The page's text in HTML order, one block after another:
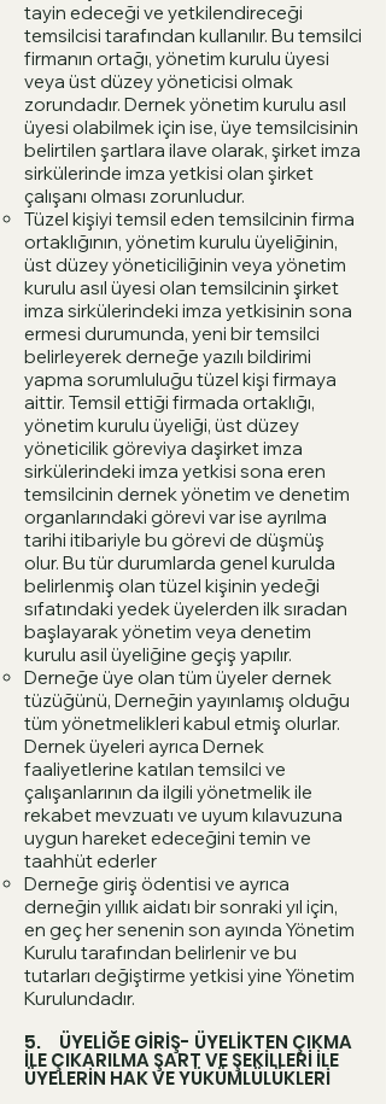
tayin edeceği ve yetkilendireceği
temsilcisi tarafından kullanılır. Bu temsilci
firmanın ortağı, yönetim kurulu üyesi
veya üst düzey yöneticisi olmak
zorundadır. Dernek yönetim kurulu asıl
üyesi olabilmek için ise, üye temsilcisinin
belirtilen şartlara ilave olarak, şirket imza
sirkülerinde imza yetkisi olan şirket
çalışanı olması zorunludur.
Tüzel kişiyi temsil eden temsilcinin firma
ortaklığının, yönetim kurulu üyeliğinin,
üst düzey yöneticiliğinin veya yönetim
kurulu asıl üyesi olan temsilcinin şirket
imza sirkülerindeki imza yetkisinin sona
ermesi durumunda, yeni bir temsilci
belirleyerek derneğe yazılı bildirimi
yapma sorumluluğu tüzel kişi firmaya
aittir. Temsil ettiği firmada ortaklığı,
yönetim kurulu üyeliği, üst düzey
yöneticilik göreviya daşirket imza
sirkülerindeki imza yetkisi sona eren
temsilcinin dernek yönetim ve denetim
organlarındaki görevi var ise ayrılma
tarihi itibariyle bu görevi de düşmüş
olur. Bu tür durumlarda genel kurulda
belirlenmiş olan tüzel kişinin yedeği
sıfatındaki yedek üyelerden ilk sıradan
başlayarak yönetim veya denetim
kurulu asil üyeliğine geçiş yapılır.
Derneğe üye olan tüm üyeler dernek
tüzüğünü, Derneğin yayınlamış olduğu
tüm yönetmelikleri kabul etmiş olurlar.
Dernek üyeleri ayrıca Dernek
faaliyetlerine katılan temsilci ve
çalışanlarının da ilgili yönetmelik ile
rekabet mevzuatı ve uyum kılavuzuna
uygun hareket edeceğini temin ve
taahhüt ederler
Derneğe giriş ödentisi ve ayrıca
derneğin yıllık aidatı bir sonraki yıl için,
en geç her senenin son ayında Yönetim
Kurulu tarafından belirlenir ve bu
tutarları değiştirme yetkisi yine Yönetim
Kurulundadır.
5. ÜYELİĞE GİRİŞ- ÜYELİKTEN ÇIKMA
İLE ÇIKARILMA ŞART VE ŞEKİLLERİ İLE
ÜYELERİN HAK VE YÜKÜMLÜLÜKLERİ